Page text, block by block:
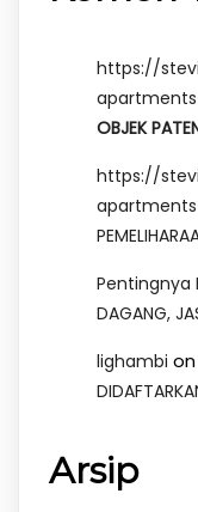
https://
OBJEK
https://
Pentingnya
DAGANG,
lighambi on
Arsip